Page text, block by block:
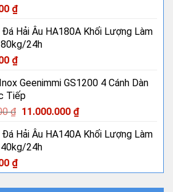
₫
Đá Hải Âu HA180A Khối Lượng Làm
24h
₫
Geenimmi GS1200 4 Cánh Dàn
Tiếp
₫ Giá
là:
14.500.000 ₫.
11.000.000 ₫Giá
tại
Đá Hải Âu HA140A Khối Lượng Làm
24h
₫